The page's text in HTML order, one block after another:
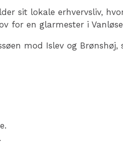
sit lokale erhvervsliv,
for en glarmester i
mod Islev og Brønshøj,